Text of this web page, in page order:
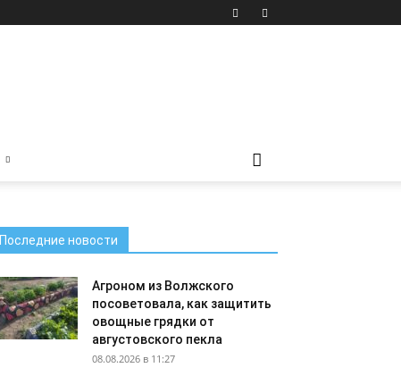
Последние новости
Агроном из Волжского
посоветовала, как защитить
овощные грядки от
августовского пекла
08.08.2026 в 11:27